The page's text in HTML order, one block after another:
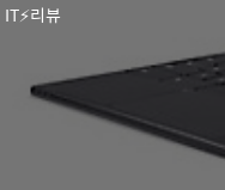
IT⚡리뷰